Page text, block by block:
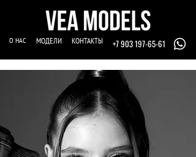
О НАС МОДЕЛИ КОНТАКТЫ +7 903 197-65-61